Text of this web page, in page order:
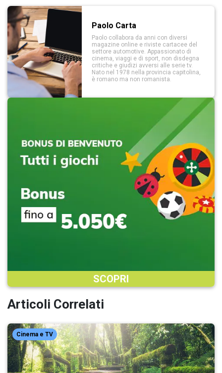
Paolo Carta
Paolo collabora da anni con diversi
magazine online e riviste cartacee del
settore automotive. Appassionato di
cinema, viaggi e di sport, non disdegna
critiche e giudizi avversi alle serie tv.
Nato nel 1978 nella provincia capitolina,
è romano ma non romanista.
SCOPRI
Articoli Correlati
Cinema e TV